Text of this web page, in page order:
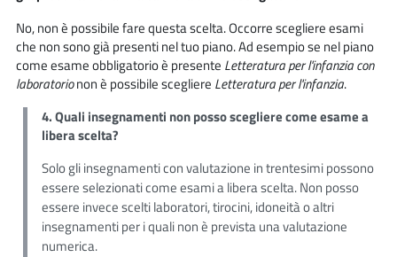
No, non è possibile fare questa scelta. Occorre scegliere esami
che non sono già presenti nel tuo piano. Ad esempio se nel piano
come esame obbligatorio è presente Letteratura per l'infanzia con
laboratorionon è possibile scegliere Letteratura per l'infanzia.
4. Quali insegnamenti non posso scegliere come esame a
libera scelta?
Solo gli insegnamenti con valutazione in trentesimi possono
essere selezionati come esami a libera scelta. Non posso
essere invece scelti laboratori, tirocini, idoneità o altri
insegnamenti per i quali non è prevista una valutazione
numerica.